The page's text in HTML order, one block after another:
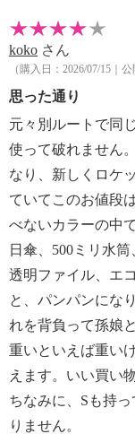
・ポケット（内側
・底びょう：０個
・ナスカン付ス
【素材】
・外側：ナイロン
・内側：ポリエス
・ストラップ：ナ
【サイズ】
・約縦２０ｃｍ×
・ストラップ長
・Ａ４サイズ：
【重さ】
・約１００ｇ
【原産国（地）】
・中国製
koko さん
（購入日：2026/07/15｜公
思った通り
元々別ルートで同
使って破れません
なり、新しくロケ
ていてこのお値段
べないカラーの中
日傘、500ミリ水
透明ファイル、エ
と、パンパンにな
れを背負って孫娘
重いといえば重い
えます。いい買い
ちなみに、Sも持
りません。